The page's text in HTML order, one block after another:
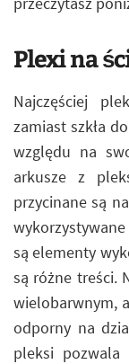
Plexi na
Najczęściej
zamiast szkła
względu na
arkusze z
przycinane są
są elementy
są różne treści.
wielobarwnym,
odporny na
pleksi pozwala